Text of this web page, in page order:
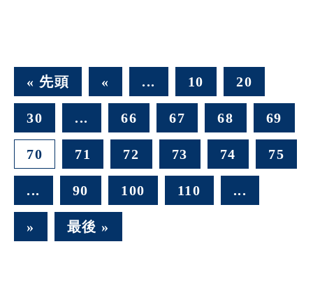
« 先頭 « ... 10 20
30 ... 66 67 68 69
70 71 72 73 74 75
... 90 100 110 ...
» 最後 »